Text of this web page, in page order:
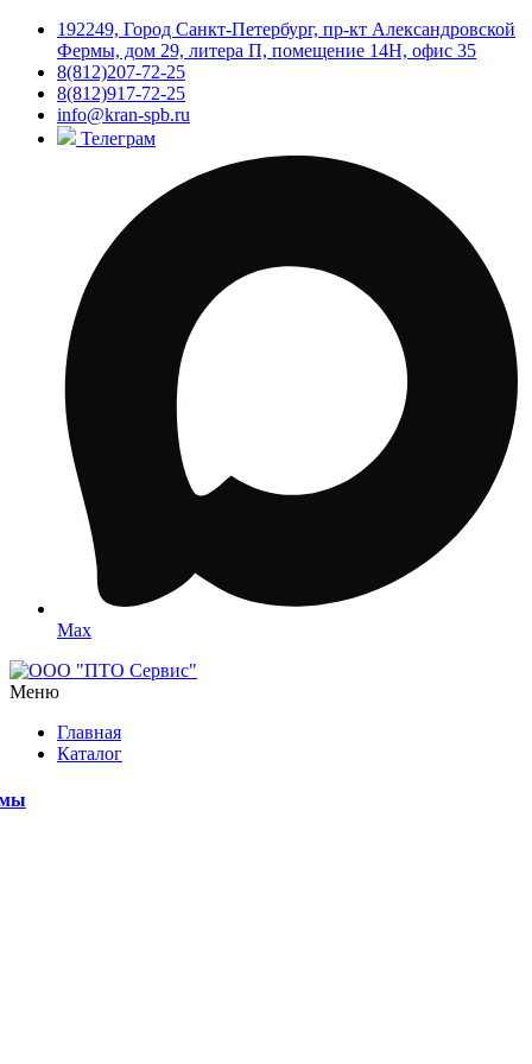
192249, Город Санкт-Петербург, пр-кт Александровской
Фермы, дом 29, литера П, помещение 14Н, офис 35
8(812)207-72-25
8(812)917-72-25
info@kran-spb.ru
Телеграм
Max
Меню
Главная
Каталог